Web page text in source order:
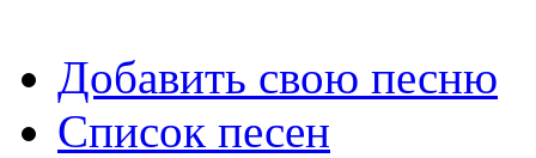
Добавить свою песню
Список песен